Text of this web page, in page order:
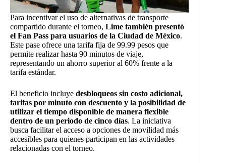
Para incentivar el uso de alternativas de transporte
compartido durante el torneo, Lime también presentó
el Fan Pass para usuarios de la Ciudad de México.
Este pase ofrece una tarifa fija de 99.99 pesos que
permite realizar hasta 90 minutos de viaje,
representando un ahorro superior al 60% frente a la
tarifa estándar.
El beneficio incluye desbloqueos sin costo adicional,
tarifas por minuto con descuento y la posibilidad de
utilizar el tiempo disponible de manera flexible
dentro de un periodo de cinco días. La iniciativa
busca facilitar el acceso a opciones de movilidad más
accesibles para quienes participan en las actividades
relacionadas con el torneo.